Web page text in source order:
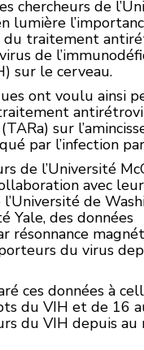
chercheurs de
lumière
du traitement
de
sur le cerveau.
ont voulu ainsi
sur
par l’infection
de l’Université
avec
de
Yale, des données
résonnance
du virus
ces données à
du VIH et de 16
du VIH depuis au